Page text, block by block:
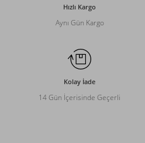
Hızlı Kargo
Aynı Gün Kargo
Kolay İade
14 Gün İçerisinde Geçerli